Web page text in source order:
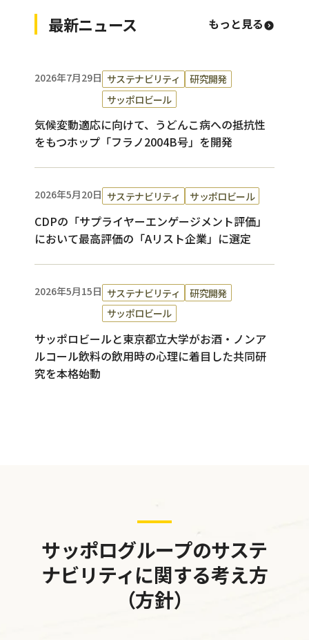
最新ニュース もっと見る
2026年7月29日 サステナビリティ
研究開発
サッポロビール
気候変動適応に向けて、うどんこ病への抵抗性
をもつホップ「フラノ2004B号」を開発
2026年5月20日 サステナビリティ サッポロビール
CDPの「サプライヤーエンゲージメント評価」
において最高評価の「Aリスト企業」に選定
2026年5月15日 サステナビリティ
研究開発
サッポロビール
サッポロビールと東京都立大学がお酒・ノンア
ルコール飲料の飲用時の心理に着目した共同研
究を本格始動
サッポログループのサステ
ナビリティに関する考え方
（方針）